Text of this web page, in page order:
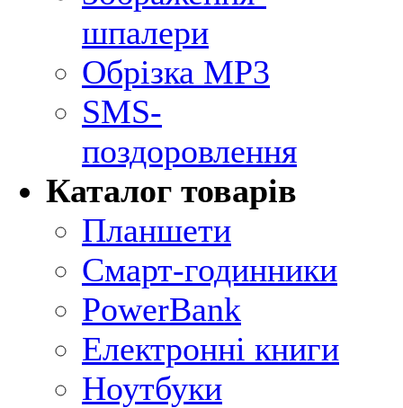
шпалери
Обрізка MP3
SMS-
поздоровлення
Каталог товарів
Планшети
Смарт-годинники
PowerBank
Електронні книги
Ноутбуки